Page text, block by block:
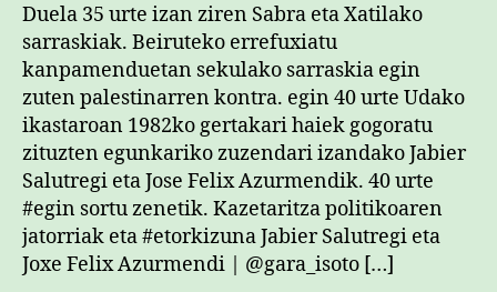
Duela 35 urte izan ziren Sabra eta Xatilako
sarraskiak. Beiruteko errefuxiatu
kanpamenduetan sekulako sarraskia egin
zuten palestinarren kontra. egin 40 urte Udako
ikastaroan 1982ko gertakari haiek gogoratu
zituzten egunkariko zuzendari izandako Jabier
Salutregi eta Jose Felix Azurmendik. 40 urte
#egin sortu zenetik. Kazetaritza politikoaren
jatorriak eta #etorkizuna Jabier Salutregi eta
Joxe Felix Azurmendi | @gara_isoto […]